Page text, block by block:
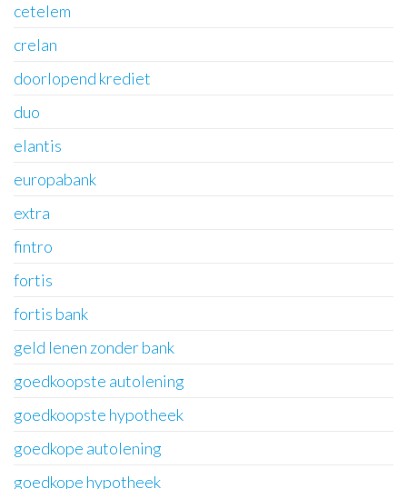
cetelem
crelan
doorlopend krediet
duo
elantis
europabank
extra
fintro
fortis
fortis bank
geld lenen zonder bank
goedkoopste autolening
goedkoopste hypotheek
goedkope autolening
goedkope hypotheek